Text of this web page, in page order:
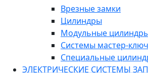
Врезные замки
Цилиндры
Модульные
Системы мастер-ключ
Специальные
ЭЛЕКТРИЧЕСКИЕ СИСТЕМЫ